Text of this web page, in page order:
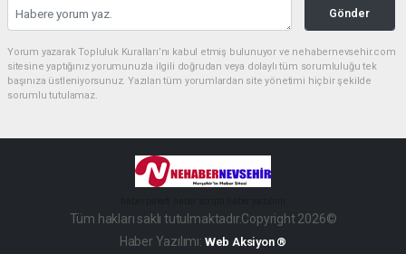
Gönder
Yorum yazarak Topluluk Kuralları’nı kabul etmiş bulunuyor ve nehabernevsehir.com
sitesine yaptığınız yorumunuzla ilgili doğrudan veya dolaylı tüm sorumluluğu tek
başınıza üstleniyorsunuz. Yazılan tüm yorumlardan site yönetimi hiçbir şekilde
sorumlu tutulamaz.
Tüm hakları saklı tutulmaktadır.Copyright 2026©
Haber Yazılımı: Web Aksiyon ®